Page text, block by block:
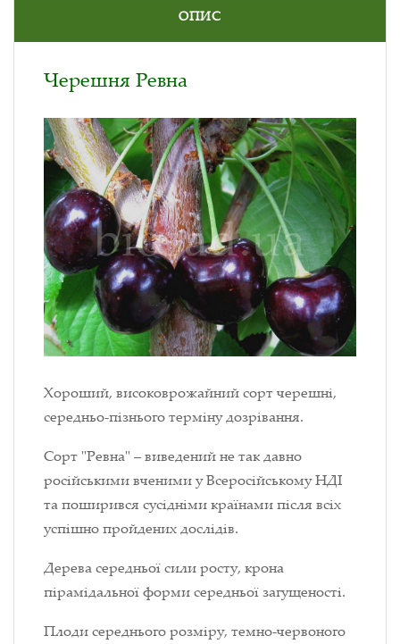
ОПИС
Черешня Ревна
Хороший, високоврожайний сорт черешні,
середньо-пізнього терміну дозрівання.
Сорт "Ревна" – виведений не так давно
російськими вченими у Всеросійському НДІ
та поширився сусідніми країнами після всіх
успішно пройдених дослідів.
Дерева середньої сили росту, крона
пірамідальної форми середньої загущеності.
Плоди середнього розміру, темно-червоного